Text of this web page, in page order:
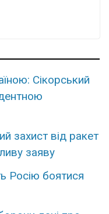
Сікорський
захист від ракет
заяву
Росію боятися